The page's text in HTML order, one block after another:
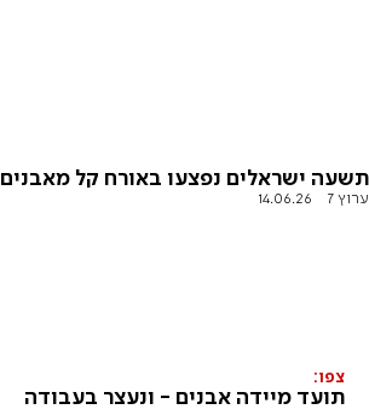
תשעה ישראלים נפצעו באורח קל מאבנים
ערוץ 7 14.06.26
צפו:
תועד מיידה אבנים - ונעצר בעבודה